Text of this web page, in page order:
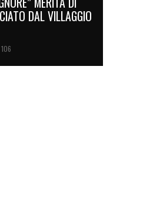
MERITA DI
DAL VILLAGGIO